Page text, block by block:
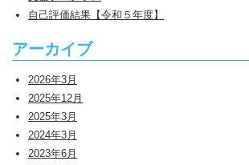
自己評価結果【令和５年度】
アーカイブ
2026年3月
2025年12月
2025年3月
2024年3月
2023年6月